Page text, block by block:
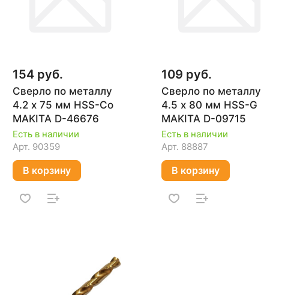
154 руб.
Сверло по металлу
4.2 х 75 мм HSS-Co
MAKITA D-46676
Есть в наличии
Арт. 90359
В корзину
109 руб.
Сверло по металлу
4.5 х 80 мм HSS-G
MAKITA D-09715
Есть в наличии
Арт. 88887
В корзину